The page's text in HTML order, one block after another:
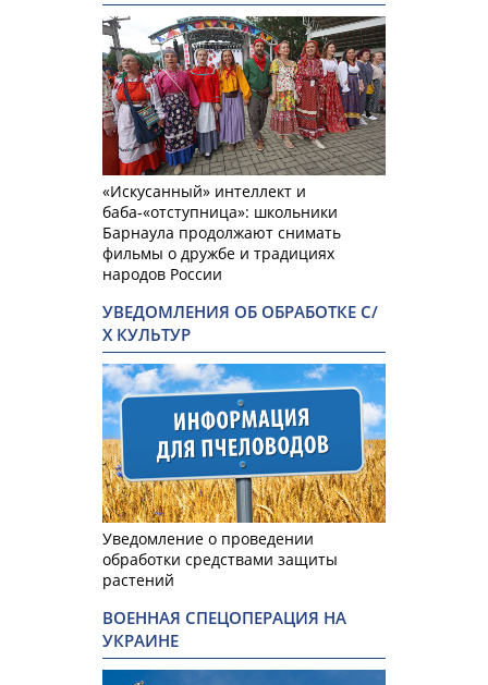
«Искусанный» интеллект и
баба-«отступница»: школьники
Барнаула продолжают снимать
фильмы о дружбе и традициях
народов России
УВЕДОМЛЕНИЯ ОБ ОБРАБОТКЕ С/
Х КУЛЬТУР
Уведомление о проведении
обработки средствами защиты
растений
ВОЕННАЯ СПЕЦОПЕРАЦИЯ НА
УКРАИНЕ